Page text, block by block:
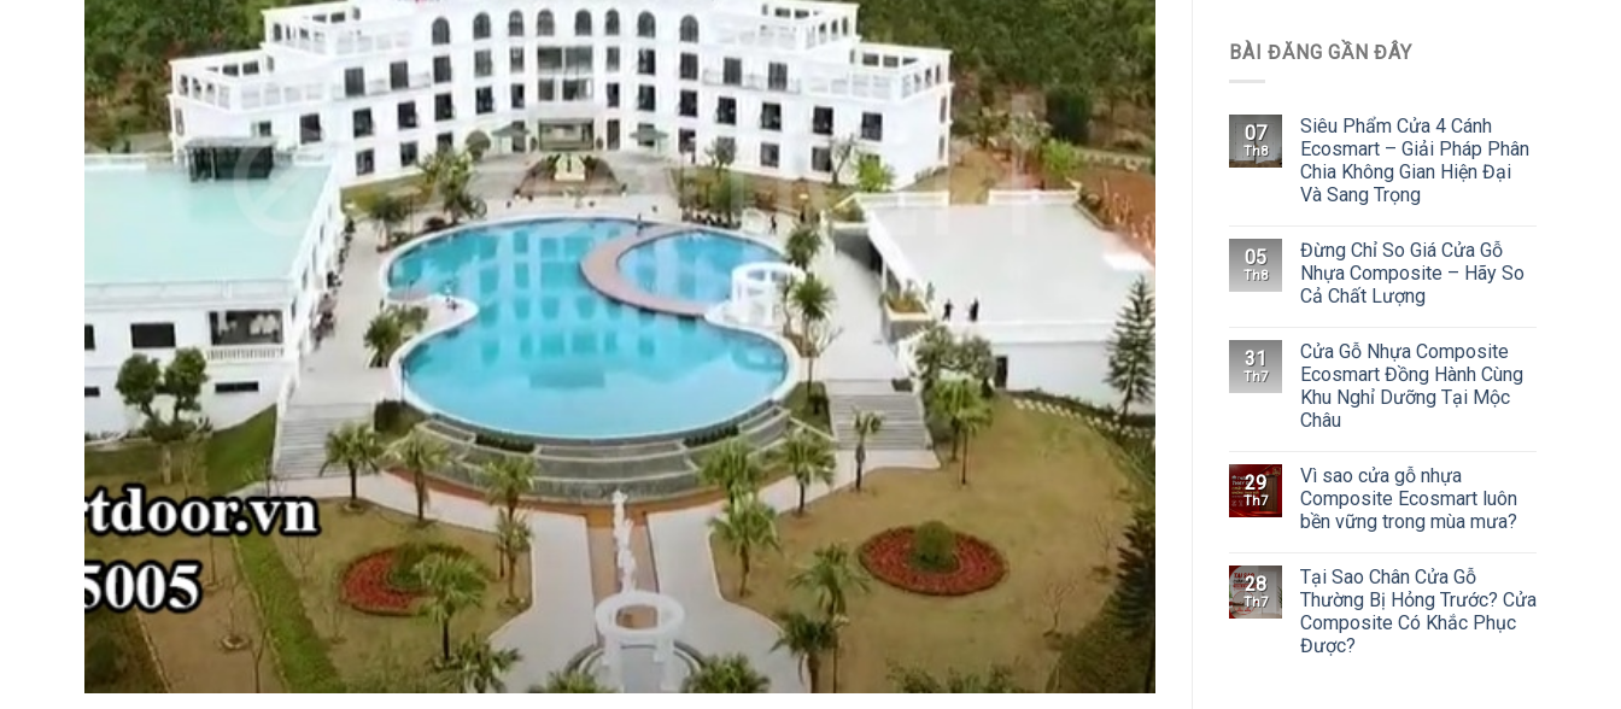
BÀI ĐĂNG GẦN ĐÂY
07
Th8
Siêu Phẩm Cửa 4 Cánh
Ecosmart – Giải Pháp Phân
Chia Không Gian Hiện Đại
Và Sang Trọng
05
Th8
Đừng Chỉ So Giá Cửa Gỗ
Nhựa Composite – Hãy So
Cả Chất Lượng
31
Th7
Cửa Gỗ Nhựa Composite
Ecosmart Đồng Hành Cùng
Khu Nghỉ Dưỡng Tại Mộc
Châu
29
Th7
Vì sao cửa gỗ nhựa
Composite Ecosmart luôn
bền vững trong mùa mưa?
28
Th7
Tại Sao Chân Cửa Gỗ
Thường Bị Hỏng Trước? Cửa
Composite Có Khắc Phục
Được?